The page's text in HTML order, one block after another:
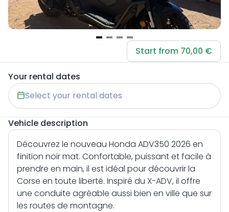
4
Start from 70,00 €
Your rental dates
Select your rental dates
Vehicle description
Découvrez le nouveau Honda ADV350 2026 en
finition noir mat. Confortable, puissant et facile à
prendre en main, il est idéal pour découvrir la
Corse en toute liberté. Inspiré du X-ADV, il offre
une conduite agréable aussi bien en ville que sur
les routes de montagne.